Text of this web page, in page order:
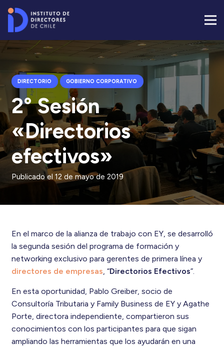
DIRECTORIO GOBIERNO CORPORATIVO
2° Sesión
«Directorios
efectivos»
Publicado el 12 de mayo de 2019
En el marco de la alianza de trabajo con EY, se desarrolló
la segunda sesión del programa de formación y
networking exclusivo para gerentes de primera línea y
directores de empresas, “Directorios Efectivos”.
En esta oportunidad, Pablo Greiber, socio de
Consultoría Tributaria y Family Business de EY y Agathe
Porte, directora independiente, compartieron sus
conocimientos con los participantes para que sigan
ampliando las herramientas que los ayudarán en una